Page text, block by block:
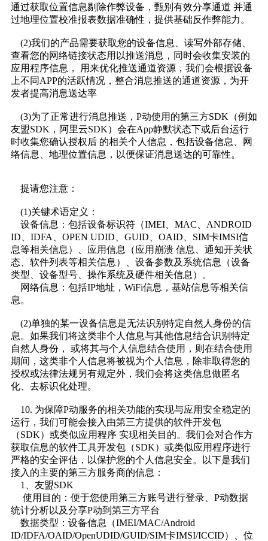
通过获取位置信息剔除作弊设备，甄别有效分享通道 并通
过地理位置校准报表数据准确性，提供基础反作弊能力。
(2)我们的产品需要获取您的设备信息、读写外部存储、
查看您的网络链接状态用以推送消息，同时会收集安装的
应用程序信息， 用来优化推送通道资源，我们会根据设备
上不同APP的活跃情况，整合消息推送的通道资源，为开
发者提高消息送达率
(3)为了正常进行消息推送，P动使用的第三方SDK（例如
友盟SDK，阿里云SDK）会在App静默状态下或后台运行
时收集您确认授权后 的相关个人信息，包括设备信息、网
络信息、地理位置信息，以便保证消息送达的可靠性。
提请您注意：
(1)关键术语定义：
设备信息：包括设备标识符（IMEI、MAC、ANDROID
ID、IDFA、OPEN UDID、GUID、OAID、SIM卡IMSI信
息等相关信息）、应用信息（应用崩溃 信息、通知开关状
态、软件列表等相关信息）、设备参数及系统信息（设备
类型、设备型号、操作系统及硬件相关信息）。
网络信息：包括IP地址，WiFi信息，基站信息等相关信
息。
(2)单独的某一设备信息是无法识别特定自然人身份的信
息。如果我们将这类非个人信息与其他信息结合识别特定
自然人身份， 或将其与个人信息结合使用，则在结合使用
期间，这类非个人信息将被视为个人信息，除非取得您的
授权或法律法规另有规定外，我们会将这类信息做匿名
化、去标识化处理。
10. 为保障P动服务的相关功能的实现与应用安全稳定的
运行，我们可能会接入由第三方提供的软件开发包
（SDK）或类似应用程序 实现相关目的。我们会对合作方
获取信息的软件工具开发包（SDK）或类似应用程序进行
严格的安全评估，以保护您的个人信息安全。以下是我们
接入的主要的第三方服务商的信息：
1、友盟SDK
使用目的：便于您使用第三方账号进行登录、P动数据
统计分析以及分享P动到第三方平台
数据类型：设备信息（IMEI/MAC/Android
ID/IDFA/OAID/OpenUDID/GUID/SIM卡IMSI/ICCID）、位